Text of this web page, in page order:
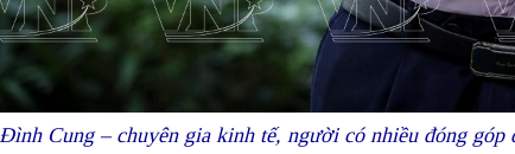
Cung – chuyên gia kinh tế, người có nhiều đóng